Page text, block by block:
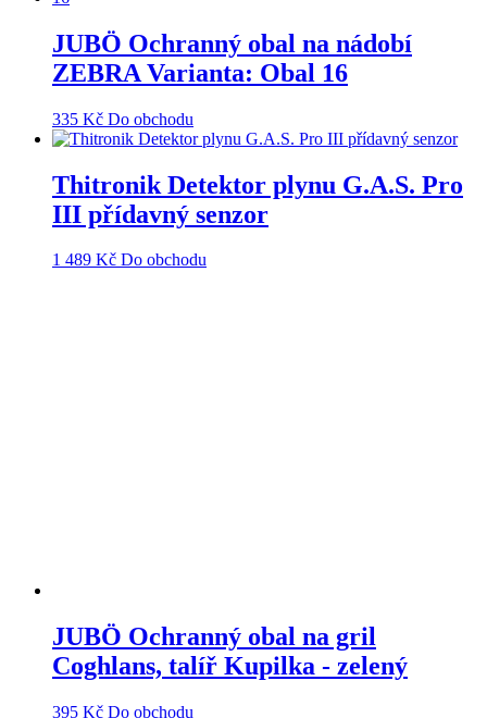
JUBÖ Ochranný obal na nádobí
ZEBRA Varianta: Obal 16
335 Kč Do obchodu
Thitronik Detektor plynu G.A.S. Pro
III přídavný senzor
1 489 Kč Do obchodu
JUBÖ Ochranný obal na gril
Coghlans, talíř Kupilka - zelený
395 Kč Do obchodu